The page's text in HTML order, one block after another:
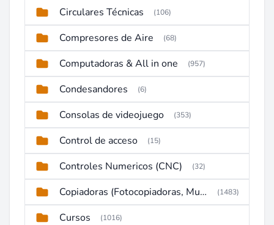
Circulares Técnicas (106)
Compresores de Aire (68)
Computadoras & All in one (957)
Condesandores (6)
Consolas de videojuego (353)
Control de acceso (15)
Controles Numericos (CNC) (32)
Copiadoras (Fotocopiadoras, Multifunctions, Ploter, etc) (1483)
Cursos (1016)